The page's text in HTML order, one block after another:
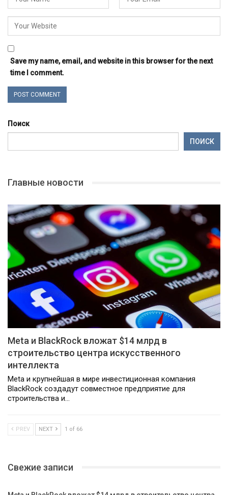
Save my name, email, and website in this browser for the next
time I comment.
Поиск
ПОИСК
Главные новости
Meta и BlackRock вложат $14 млрд в
строительство центра искусственного
интеллекта
Meta и крупнейшая в мире инвестиционная компания
BlackRock создадут совместное предприятие для
строительства и…
PREV NEXT 1 of 66
Свежие записи